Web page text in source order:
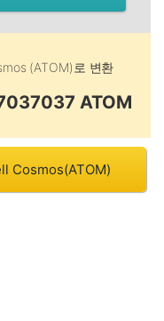
(ATOM) 로 변환
ATOM
Cosmos(ATOM)